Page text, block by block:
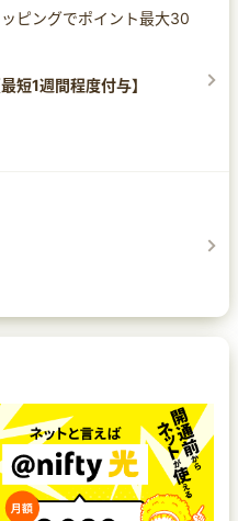
ピングでポイント最大30
短1週間程度付与】